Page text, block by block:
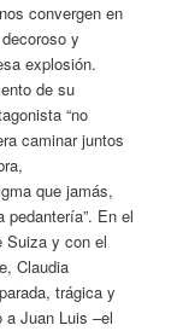
convergen en
y
explosión.
de su
“no
caminar juntos
que jamás,
En el
Suiza y con el
Claudia
trágica y
a Juan Luis –el